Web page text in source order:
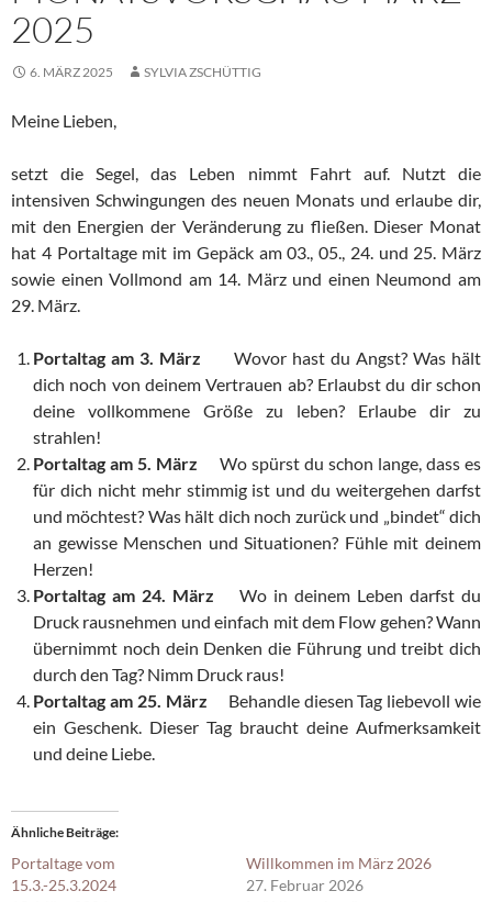
2025
6. MÄRZ 2025 SYLVIA ZSCHÜTTIG
Meine Lieben,
setzt die Segel, das Leben nimmt Fahrt auf. Nutzt die
intensiven Schwingungen des neuen Monats und erlaube dir,
mit den Energien der Veränderung zu fließen. Dieser Monat
hat 4 Portaltage mit im Gepäck am 03., 05., 24. und 25. März
sowie einen Vollmond am 14. März und einen Neumond am
29. März.
Portaltag am 3. März Wovor hast du Angst? Was hält
dich noch von deinem Vertrauen ab? Erlaubst du dir schon
deine vollkommene Größe zu leben? Erlaube dir zu
strahlen!
Portaltag am 5. März
Wo spürst du schon lange, dass es
für dich nicht mehr stimmig ist und du weitergehen darfst
und möchtest? Was hält dich noch zurück und „bindet“ dich
an gewisse Menschen und Situationen? Fühle mit deinem
Herzen!
Portaltag am 24. März Wo in deinem Leben darfst du
Druck rausnehmen und einfach mit dem Flow gehen? Wann
übernimmt noch dein Denken die Führung und treibt dich
durch den Tag? Nimm Druck raus!
Portaltag am 25. März Behandle diesen Tag liebevoll wie
ein Geschenk. Dieser Tag braucht deine Aufmerksamkeit
und deine Liebe.
Ähnliche Beiträge
Portaltage vom
15.3.-25.3.2024
Willkommen im März 2026
27. Februar 2026